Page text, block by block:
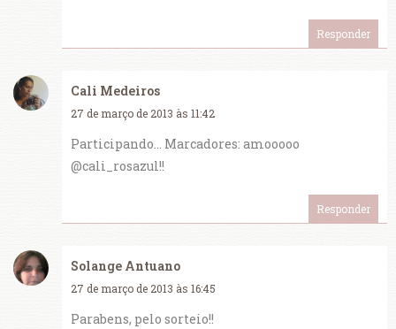
Responder
Cali Medeiros
27 de março de 2013 às 11:42
Participando... Marcadores: amooooo
@cali_rosazul!!
Responder
Solange Antuano
27 de março de 2013 às 16:45
Parabens, pelo sorteio!!